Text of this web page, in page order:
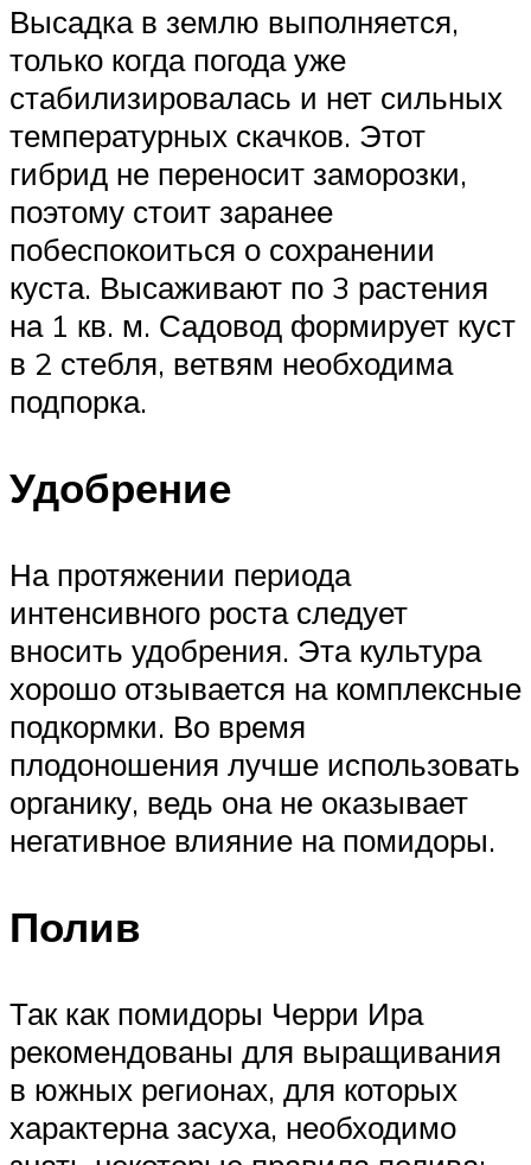
Высадка в землю выполняется,
только когда погода уже
стабилизировалась и нет сильных
температурных скачков. Этот
гибрид не переносит заморозки,
поэтому стоит заранее
побеспокоиться о сохранении
куста. Высаживают по 3 растения
на 1 кв. м. Садовод формирует куст
в 2 стебля, ветвям необходима
подпорка.
Удобрение
На протяжении периода
интенсивного роста следует
вносить удобрения. Эта культура
хорошо отзывается на комплексные
подкормки. Во время
плодоношения лучше использовать
органику, ведь она не оказывает
негативное влияние на помидоры.
Полив
Так как помидоры Черри Ира
рекомендованы для выращивания
в южных регионах, для которых
характерна засуха, необходимо